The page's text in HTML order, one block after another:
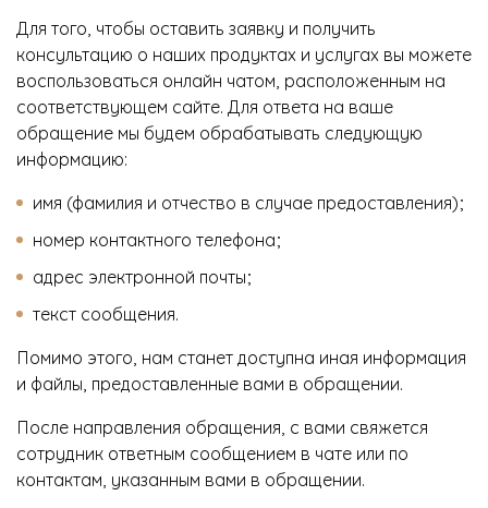
Для того, чтобы оставить заявку и получить
консультацию о наших продуктах и услугах вы можете
воспользоваться онлайн чатом, расположенным на
соответствующем сайте. Для ответа на ваше
обращение мы будем обрабатывать следующую
информацию:
имя (фамилия и отчество в случае предоставления);
номер контактного телефона;
адрес электронной почты;
текст сообщения.
Помимо этого, нам станет доступна иная информация
и файлы, предоставленные вами в обращении.
После направления обращения, с вами свяжется
сотрудник ответным сообщением в чате или по
контактам, указанным вами в обращении.